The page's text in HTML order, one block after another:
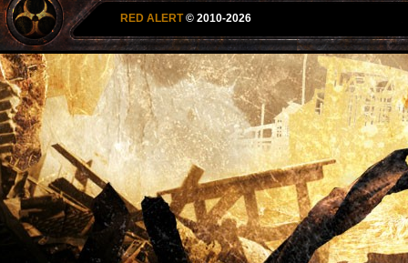
RED ALERT © 2010-2026